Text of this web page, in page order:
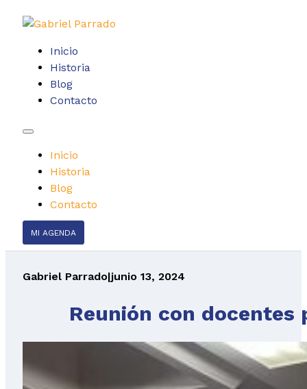
Inicio
Historia
Blog
Contacto
Inicio
Historia
Blog
Contacto
MI AGENDA
Gabriel Parrado|junio 13, 2024
Reunión con docentes